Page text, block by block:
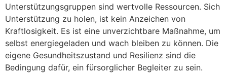
Unterstützungsgruppen sind wertvolle Ressourcen. Sich
Unterstützung zu holen, ist kein Anzeichen von
Kraftlosigkeit. Es ist eine unverzichtbare Maßnahme, um
selbst energiegeladen und wach bleiben zu können. Die
eigene Gesundheitszustand und Resilienz sind die
Bedingung dafür, ein fürsorglicher Begleiter zu sein.